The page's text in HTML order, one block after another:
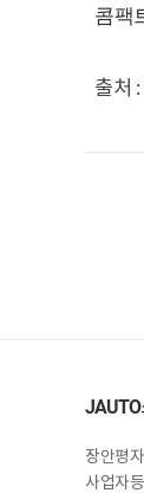
콤팩
출처
JAUTO
장안평
사업자